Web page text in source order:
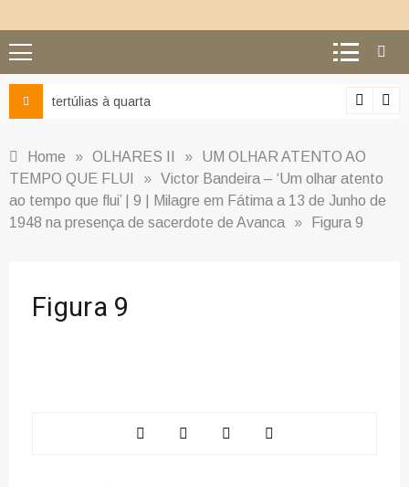
tertúlias à quarta
Home » OLHARES II »
UM OLHAR ATENTO AO
TEMPO QUE FLUI
» Victor Bandeira – ‘Um olhar atento
ao tempo que flui’ | 9 | Milagre em Fátima a 13 de Junho de
1948 na presença de sacerdote de Avanca
» Figura 9
Figura 9